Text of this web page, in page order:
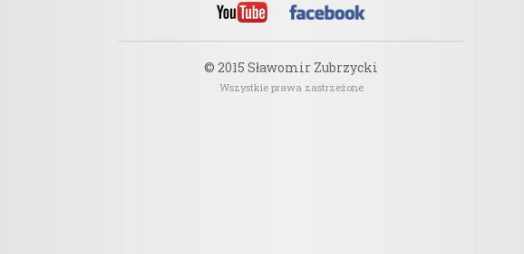
© 2015 Sławomir Zubrzycki
Wszystkie prawa zastrzeżone